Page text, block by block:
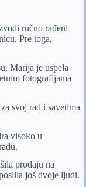
ručno rađeni
Pre toga,
Marija je uspela
fotografijama
svoj rad i savetima
visoko u
prodaju na
još dvoje ljudi.